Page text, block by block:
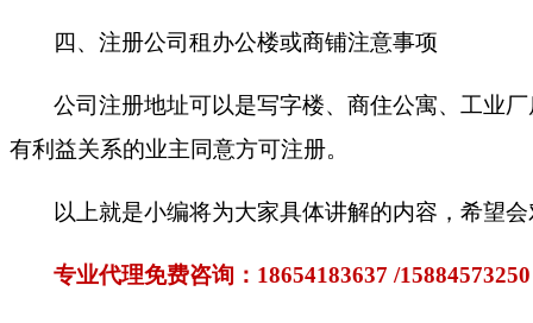
四、注册公司租办公楼或商铺注意事项
公司注册地址可以是写字楼、商住公寓、工业
有利益关系的业主同意方可注册。
以上就是小编将为大家具体讲解的内容，希望
专业代理免费咨询： 18654183637 /